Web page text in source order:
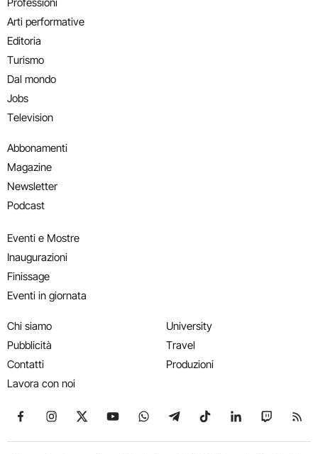
Arti performative
Editoria
Turismo
Dal mondo
Jobs
Television
Abbonamenti
Magazine
Newsletter
Podcast
Eventi e Mostre
Inaugurazioni
Finissage
Eventi in giornata
Chi siamo
Pubblicità
Contatti
Lavora con noi
University
Travel
Produzioni
Seguici su Facebook
Seguici su Instagram
Seguici su X
Seguici su YouTube
Seguici su WhatsApp
Seguici su Telegram
Seguici su TikTok
Seguici su
Seguici